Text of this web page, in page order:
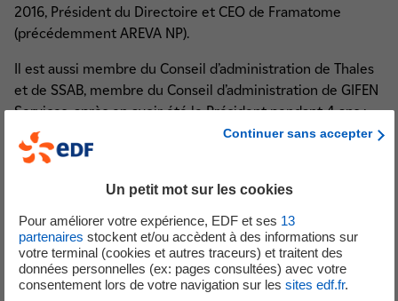
2016, Président du Directoire et CEO de Framatome
(précédemment AREVA NP).
Il est aussi membre du Conseil d’administration de Thales
et de SSAB, membre du Conseil d’administration de GIFEN
Services, après en avoir été le Président pendant 4 ans ;
membre de la Gouvernance du GIFEN, depuis sa création
en 2018 et membre du HCTISN (Haut comité pour la
Le 1er avril 2024, Bernard Fontana a été nommé Directeur
Exécutif Groupe en charge du Pôle Industrie et Services
d’EDF et en octobre 2024, Président d’Arabelle Solutions.
Continuer sans accepter
Un petit mot sur les cookies
Pour améliorer votre expérience, EDF et ses 13
partenaires stockent et/ou accèdent à des informations sur
votre terminal (cookies et autres traceurs) et traitent des
données personnelles (ex: pages consultées) avec votre
consentement lors de votre navigation sur les sites edf.fr.